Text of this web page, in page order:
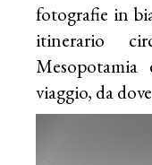
fotografie in
itinerario
viaggio, da